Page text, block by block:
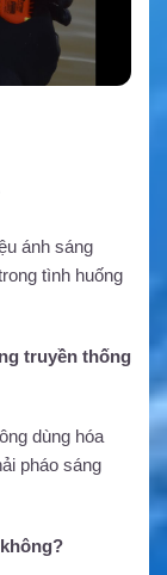
ánh sáng
tình huống
truyền thống
dùng hóa
pháo sáng